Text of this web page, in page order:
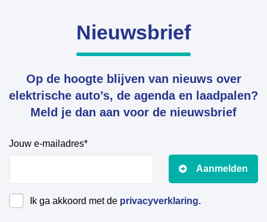
Nieuwsbrief
Op de hoogte blijven van nieuws over
elektrische auto’s, de agenda en laadpalen?
Meld je dan aan voor de nieuwsbrief
Jouw e-mailadres*
Aanmelden
Ik ga akkoord met de privacyverklaring.